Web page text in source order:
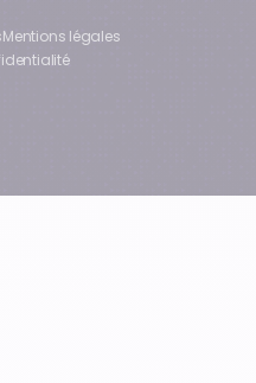
Mentions légales